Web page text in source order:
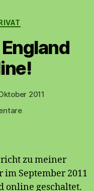
2011
zu
zu meiner
im September 2011
online geschaltet.